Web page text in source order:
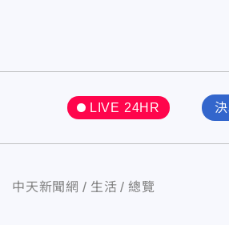
LIVE 24HR
中天新聞網 生活 總覽